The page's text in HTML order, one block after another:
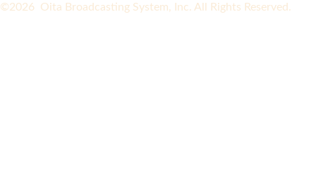
©2026 Oita Broadcasting System, Inc. All Rights Reserved.